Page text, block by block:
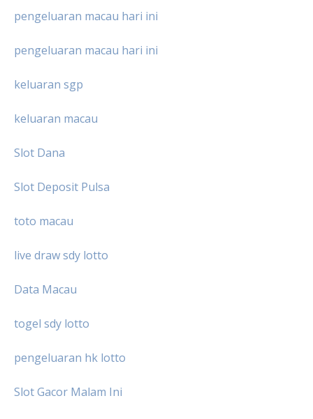
pengeluaran macau hari ini
pengeluaran macau hari ini
keluaran sgp
keluaran macau
Slot Dana
Slot Deposit Pulsa
toto macau
live draw sdy lotto
Data Macau
togel sdy lotto
pengeluaran hk lotto
Slot Gacor Malam Ini